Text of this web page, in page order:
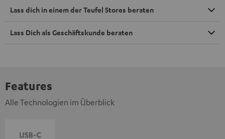
Lass dich in einem der Teufel Stores beraten
Lass Dich als Geschäftskunde beraten
Features
Alle Technologien im Überblick